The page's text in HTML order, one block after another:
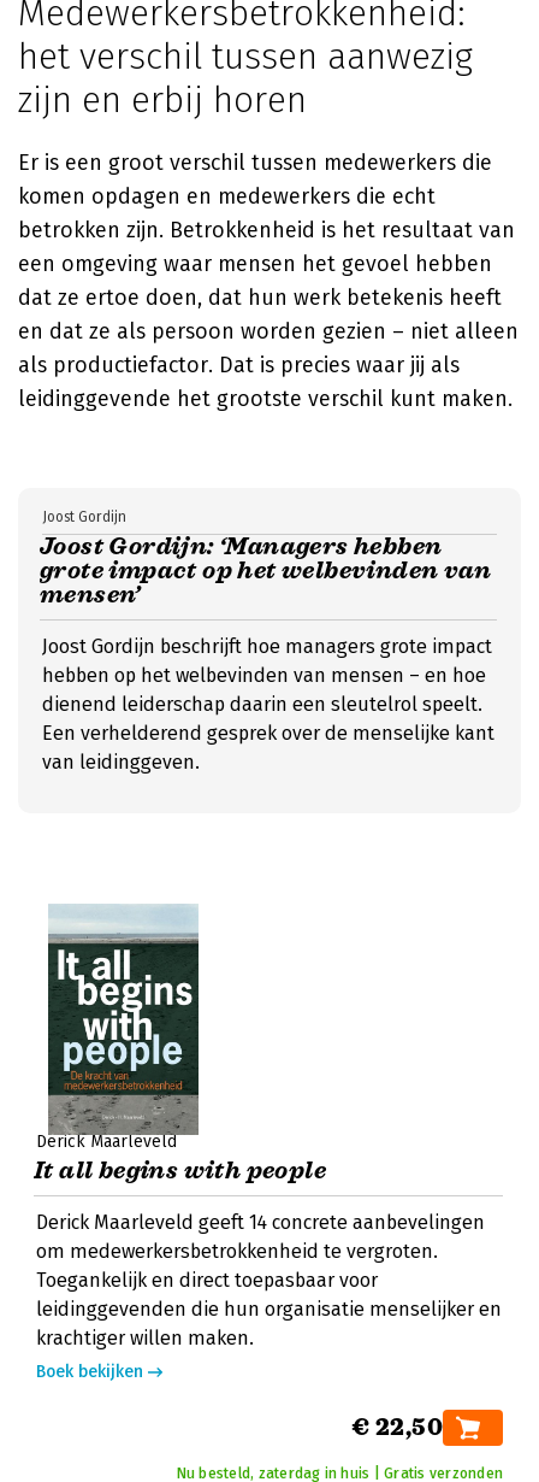
Medewerkersbetrokkenheid:
het verschil tussen aanwezig
zijn en erbij horen
Er is een groot verschil tussen medewerkers die
komen opdagen en medewerkers die echt
betrokken zijn. Betrokkenheid is het resultaat van
een omgeving waar mensen het gevoel hebben
dat ze ertoe doen, dat hun werk betekenis heeft
en dat ze als persoon worden gezien – niet alleen
als productiefactor. Dat is precies waar jij als
leidinggevende het grootste verschil kunt maken.
Joost Gordijn: ‘Managers hebben
grote impact op het welbevinden van
mensen’
Joost Gordijn
Joost Gordijn beschrijft hoe managers grote impact
hebben op het welbevinden van mensen – en hoe
dienend leiderschap daarin een sleutelrol speelt.
Een verhelderend gesprek over de menselijke kant
van leidinggeven.
Derick Maarleveld
It all begins with people
Derick Maarleveld geeft 14 concrete aanbevelingen
om medewerkersbetrokkenheid te vergroten.
Toegankelijk en direct toepasbaar voor
leidinggevenden die hun organisatie menselijker en
krachtiger willen maken.
Boek bekijken
€ 22,50
Nu besteld, zaterdag in huis | Gratis verzonden